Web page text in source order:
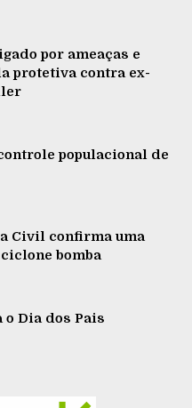
por ameaças e
protetiva contra ex-
populacional de
Civil confirma uma
bomba
o Dia dos Pais